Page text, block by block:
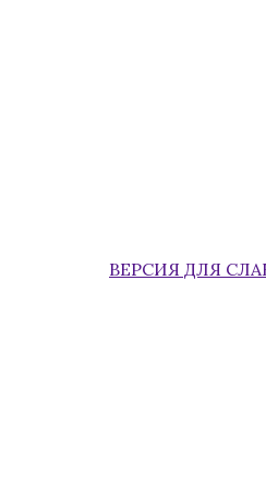
ВЕРСИЯ ДЛЯ